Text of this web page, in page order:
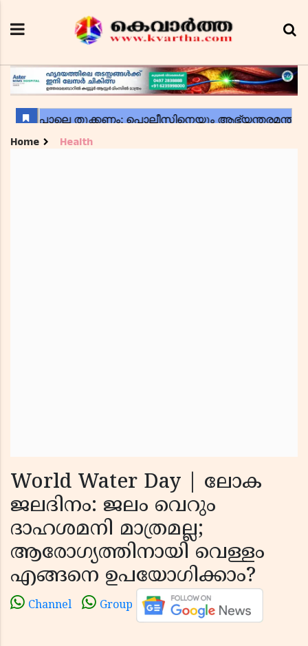
Home Health
World Water Day | ലോക
ജലദിനം: ജലം വെറും
ദാഹശമനി മാത്രമല്ല;
ആരോഗ്യത്തിനായി വെള്ളം
എങ്ങനെ ഉപയോഗിക്കാം?
Channel Group